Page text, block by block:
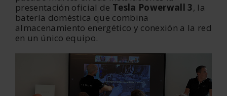
presentación oficial de Tesla Powerwall 3, la
batería doméstica que combina
almacenamiento energético y conexión a la red
en un único equipo.